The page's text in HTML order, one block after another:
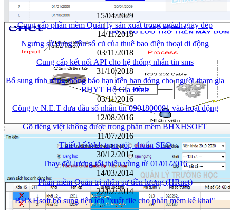
15/04/2029
Cung cấp phần mềm Quản lý sản xuất trong ngành giày dép
14/11/2018
Ngưng sử dụng đầu số cũ của thuê bao điện thoại di động
03/11/2018
Cung cấp kết nối API cho hệ thống nhắn tin sms
31/10/2018
Bổ sung tính năng thông báo hạn đến hạn đóng cho người tham gia
BHYT Hộ Gia Đình
03/11/2016
Công ty N.E.T đưa đầu số nhắn tin 0901800091 vào hoạt động
12/08/2016
Gõ tiếng việt không được trong phần mềm BHXHSOFT
11/07/2016
Thiết kế Web trọn gói, chuẩn SEO
30/12/2015
Thay đổi lương tối thiểu vùng từ 01/01/2016
14/03/2014
Phần mềm Quản trị nhân sự tiền lương (HRnet)
22/02/2014
BHXHsoft bổ sung tiện ích "xuất file cho phần mềm kê khai"